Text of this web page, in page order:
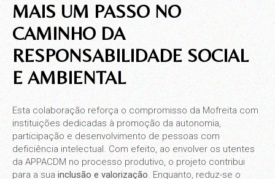
MAIS UM PASSO NO
CAMINHO DA
RESPONSABILIDADE SOCIAL
E AMBIENTAL
Esta colaboração reforça o compromisso da Mofreita com
instituições dedicadas à promoção da autonomia,
participação e desenvolvimento de pessoas com
deficiência intelectual. Com efeito, ao envolver os utentes
da APPACDM no processo produtivo, o projeto contribui
para a suainclusão e valorização. Enquanto, reduz-se o